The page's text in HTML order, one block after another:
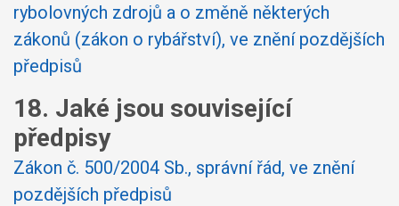
rybolovných zdrojů a o změně některých
zákonů (zákon o rybářství), ve znění pozdějších
předpisů
18. Jaké jsou související
předpisy
Zákon č. 500/2004 Sb., správní řád, ve znění
pozdějších předpisů